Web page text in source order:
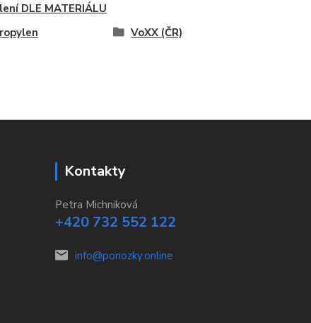
DLE MATERIÁLU
VoXX (ČR)
Kontakty
Petra Michniková
+420 732 552 122
info@ponozky.online